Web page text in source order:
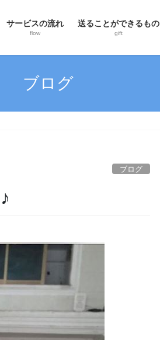
サービスの流れ
flow
送ることができるもの
gift
ブログ
ブログ